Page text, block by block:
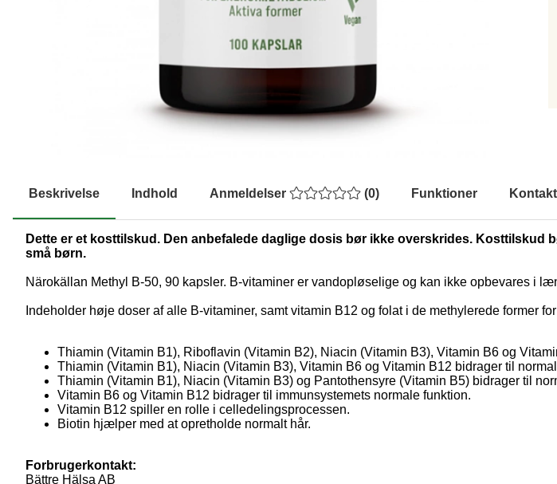
Beskrivelse Indhold Anmeldelser (0) Funktioner
Dette er et kosttilskud. Den anbefalede daglige dosis bør ikke overskrides.
små børn.
Närokällan Methyl B-50, 90 kapsler. B-vitaminer er vandopløselige og kan ikke opbevares i
Indeholder høje doser af alle B-vitaminer, samt vitamin B12 og folat i de methylerede former
Thiamin (Vitamin B1), Riboflavin (Vitamin B2), Niacin (Vitamin B3), Vitamin B6 og
Thiamin (Vitamin B1), Niacin (Vitamin B3), Vitamin B6 og Vitamin B12 bidrager til
Thiamin (Vitamin B1), Niacin (Vitamin B3) og Pantothensyre (Vitamin B5) bidrager til
Vitamin B6 og Vitamin B12 bidrager til immunsystemets normale funktion.
Vitamin B12 spiller en rolle i celledelingsprocessen.
Biotin hjælper med at opretholde normalt hår.
Forbrugerkontakt:
Bättre Hälsa AB